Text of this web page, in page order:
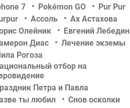
7
Pokémon GO
Pur Pur
Ассоль
Ах Астахова
Олейник
Евгений Лебедин
Диас
Лечение экземы
Рогоза
отбор на
Петра и Павла
ты любил
Снов осколки